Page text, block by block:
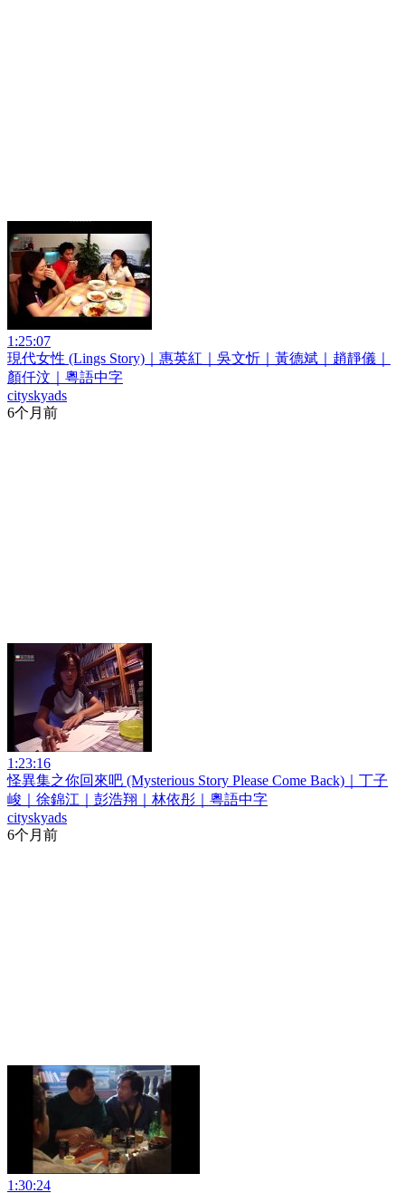
1:25:07
現代女性 (Lings Story)｜惠英紅｜吳文忻｜黃德斌｜趙靜儀｜
顏仟汶｜粵語中字
cityskyads
6个月前
1:23:16
怪異集之你回來吧 (Mysterious Story Please Come Back)｜丁子
峻｜徐錦江｜彭浩翔｜林依彤｜粵語中字
cityskyads
6个月前
1:30:24